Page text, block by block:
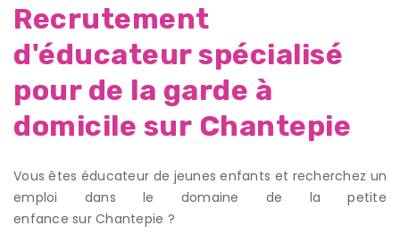
Recrutement
d'éducateur spécialisé
pour de la garde à
domicile sur Chantepie
Vous êtes éducateur de jeunes enfants et recherchez un
emploi dans le domaine de la petite
enfance sur Chantepie ?